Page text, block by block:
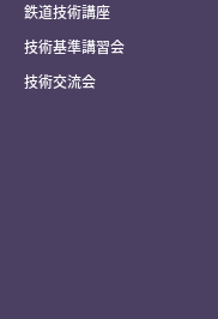
鉄道技術講座
技術基準講習会
技術交流会